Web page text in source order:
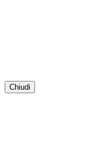
Chiudi